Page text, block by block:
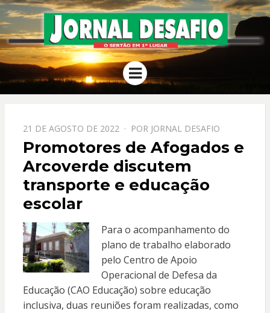
JORNAL
DESAFIO
O Sertão em 1º Lugar
Menu
PPOSTADO
EM
21 DE AGOSTO DE 2022 POR JORNAL DESAFIO
Promotores de Afogados e
Arcoverde discutem
transporte e educação
escolar
Para o acompanhamento do
plano de trabalho elaborado
pelo Centro de Apoio
Operacional de Defesa da
Educação (CAO Educação) sobre educação
inclusiva, duas reuniões foram realizadas, como